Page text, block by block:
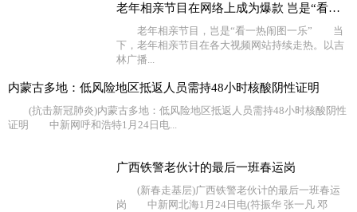
老年相亲节目在网络上成为爆款 岂是“看一热闹图一乐”
老年相亲节目，岂是“看一热闹图一乐” 当
下，老年相亲节目在各大视频网站持续走热。以吉
林广播...
内蒙古多地：低风险地区抵返人员需持48小时核酸阴性证明
(抗击新冠肺炎)内蒙古多地：低风险地区抵返人员需持48小时核酸阴性
证明 中新网呼和浩特1月24日电...
广西铁警老伙计的最后一班春运岗
(新春走基层)广西铁警老伙计的最后一班春运
岗 中新网北海1月24日电(符振华 张一凡 邓